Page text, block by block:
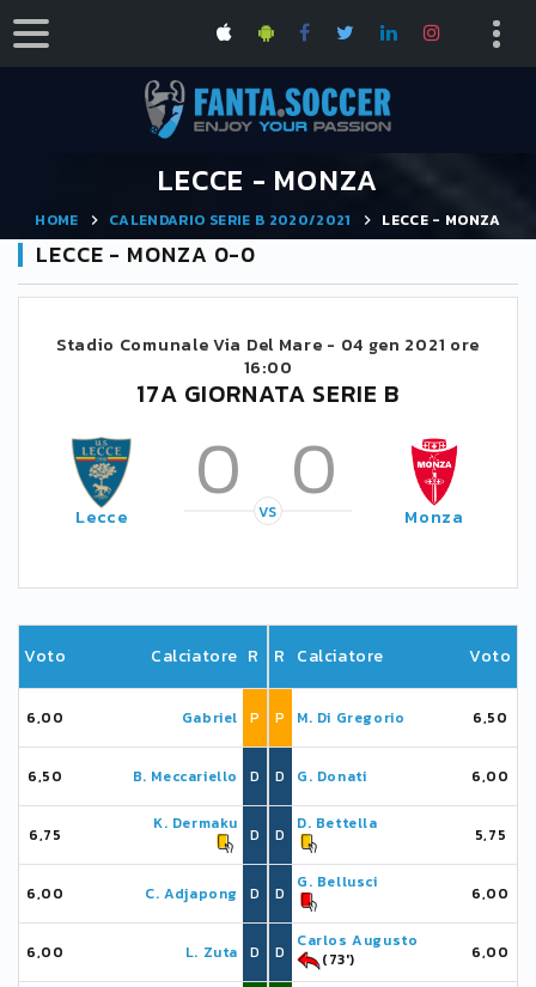
LECCE - MONZA
HOME CALENDARIO SERIE B 2020/2021 LECCE - MONZA
LECCE - MONZA 0-0
Stadio Comunale Via Del Mare - 04 gen 2021 ore
16:00
17A GIORNATA SERIE B
Lecce 0 0
VS Monza
Voto Calciatore R
6,00 Gabriel P
6,50 B. Meccariello D
6,75
K. Dermaku
D
6,00 C. Adjapong D
6,00 L. Zuta D
R Calciatore Voto
P M. Di Gregorio 6,50
D G. Donati 6,00
D
D. Bettella
5,75
D
G. Bellusci
6,00
D
Carlos Augusto
(73')
6,00